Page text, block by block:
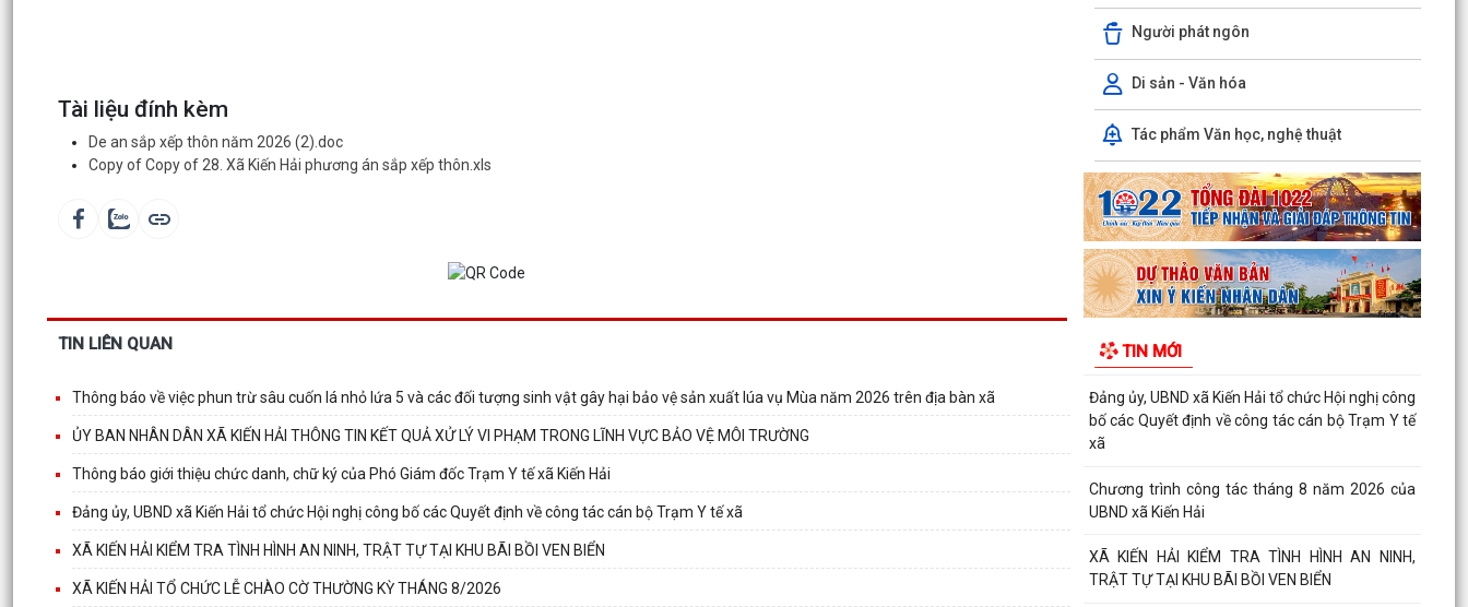
Tài liệu đính kèm
De an sắp xếp thôn năm 2026 (2).doc
Copy of Copy of 28. Xã Kiến Hải phương án sắp xếp thôn.xls
TIN LIÊN QUAN
Thông báo về việc phun trừ sâu cuốn lá nhỏ lứa 5 và các đối tượng sinh vật gây hại bảo vệ sản xuất lúa vụ Mùa năm 2026 trên địa bàn xã
ỦY BAN NHÂN DÂN XÃ KIẾN HẢI THÔNG TIN KẾT QUẢ XỬ LÝ VI PHẠM TRONG LĨNH VỰC BẢO VỆ MÔI TRƯỜNG
Thông báo giới thiệu chức danh, chữ ký của Phó Giám đốc Trạm Y tế xã Kiến Hải
Đảng ủy, UBND xã Kiến Hải tổ chức Hội nghị công bố các Quyết định về công tác cán bộ Trạm Y tế xã
XÃ KIẾN HẢI KIỂM TRA TÌNH HÌNH AN NINH, TRẬT TỰ TẠI KHU BÃI BỒI VEN BIỂN
XÃ KIẾN HẢI TỔ CHỨC LỄ CHÀO CỜ THƯỜNG KỲ THÁNG 8/2026
Người phát ngôn
Di sản - Văn hóa
Tác phẩm Văn học, nghệ thuật
TIN MỚI
hoang...
Thông báo về việc phun trừ sâu cuốn lá nhỏ lứa
5 và các đối tượng sinh vật gây hại bảo vệ sản
xuất...
ỦY BAN NHÂN DÂN XÃ KIẾN HẢI THÔNG TIN KẾT
QUẢ XỬ LÝ VI PHẠM TRONG LĨNH VỰC BẢO VỆ
MÔI TRƯỜNG
Thông báo giới thiệu chức danh, chữ ký của Phó
Giám đốc Trạm Y tế xã Kiến Hải
Thông báo niêm yết công khai hồ sơ mất trang
ông Bùi...
Đảng ủy, UBND xã Kiến Hải tổ chức Hội nghị công
bố các Quyết định về công tác cán bộ Trạm Y tế
xã
Chương trình công tác tháng 8 năm 2026 của
UBND xã Kiến Hải
XÃ KIẾN HẢI KIỂM TRA TÌNH HÌNH AN NINH,
TRẬT TỰ TẠI KHU BÃI BỒI VEN BIỂN